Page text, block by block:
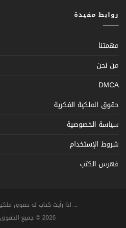
روابط مفيدة
مهمتنا
من نحن
DMCA
حقوق الملكية الفكرية
سياسة الخصوصية
شروط الإستخدام
فهرس الكتب
... اذا رأيت كتاب له حقوق
2026 © جميع الحقوق محفوظة